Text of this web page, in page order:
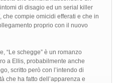
di disagio ed un serial killer
che compie omicidi efferati e che in
proprio con il nuovo
“Le schegge” è un romanzo
a Ellis, probabilmente anche
scritto però con l’intendo di
che ha fatto dell’apparenza e